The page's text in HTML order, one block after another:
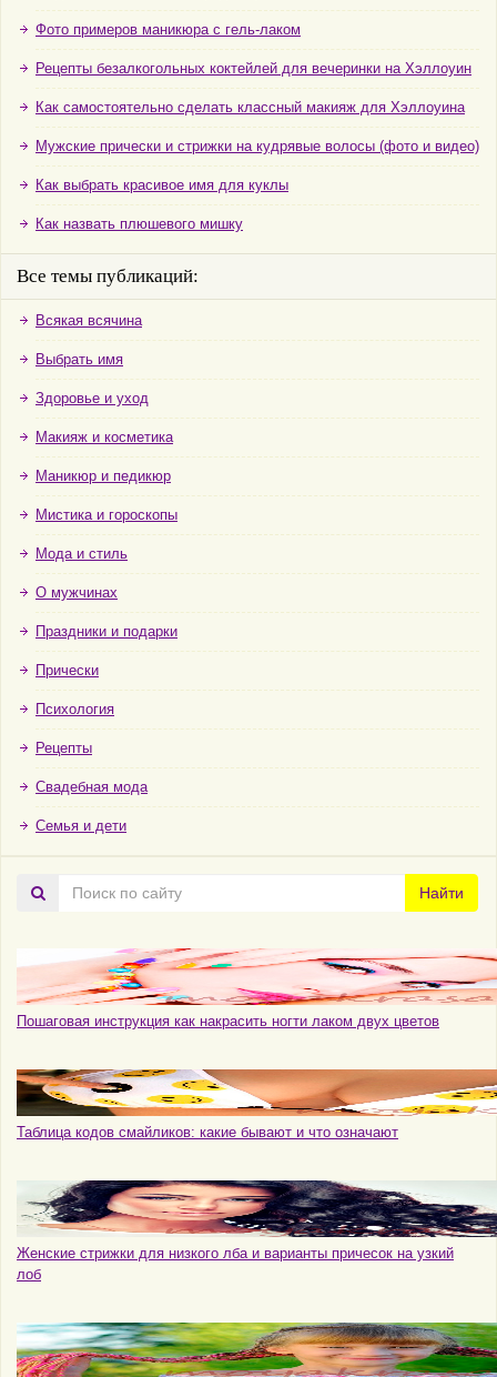
Фото примеров маникюра с гель-лаком
Рецепты безалкогольных коктейлей для вечеринки на Хэллоуин
Как самостоятельно сделать классный макияж для Хэллоуина
Мужские прически и стрижки на кудрявые волосы (фото и видео)
Как выбрать красивое имя для куклы
Как назвать плюшевого мишку
Все темы публикаций:
Всякая всячина
Выбрать имя
Здоровье и уход
Макияж и косметика
Маникюр и педикюр
Мистика и гороскопы
Мода и стиль
О мужчинах
Праздники и подарки
Прически
Психология
Рецепты
Свадебная мода
Семья и дети
Поиск
по
Найти
Пошаговая инструкция как накрасить ногти лаком двух цветов
Таблица кодов смайликов: какие бывают и что означают
Женские стрижки для низкого лба и варианты причесок на узкий
лоб